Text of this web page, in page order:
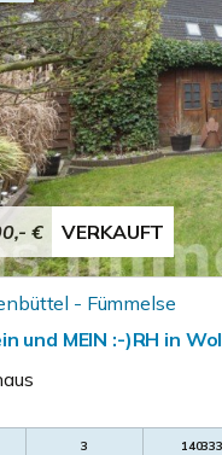
€ VERKAUFT
- Fümmelse
und MEIN :-)RH in
3
140333